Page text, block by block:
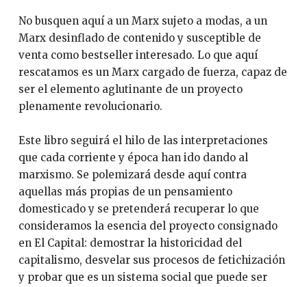
No busquen aquí a un Marx sujeto a modas, a un
Marx desinflado de contenido y susceptible de
venta como bestseller interesado. Lo que aquí
rescatamos es un Marx cargado de fuerza, capaz de
ser el elemento aglutinante de un proyecto
plenamente revolucionario.
Este libro seguirá el hilo de las interpretaciones
que cada corriente y época han ido dando al
marxismo. Se polemizará desde aquí contra
aquellas más propias de un pensamiento
domesticado y se pretenderá recuperar lo que
consideramos la esencia del proyecto consignado
en El Capital: demostrar la historicidad del
capitalismo, desvelar sus procesos de fetichización
y probar que es un sistema social que puede ser